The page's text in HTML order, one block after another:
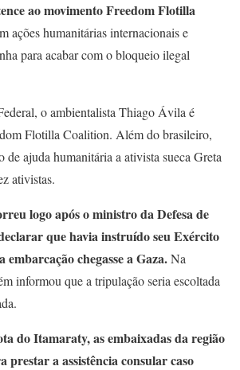
ao movimento Freedom Flotilla
ações humanitárias internacionais e
para acabar com o bloqueio ilegal
o ambientalista Thiago Ávila é
Flotilla Coalition. Além do brasileiro,
de ajuda humanitária a ativista sueca Greta
ativistas.
logo após o ministro da Defesa de
que havia instruído seu Exército
chegasse a Gaza.Na
informou que a tripulação seria escoltada
do Itamaraty, as embaixadas da região
prestar a assistência consular caso